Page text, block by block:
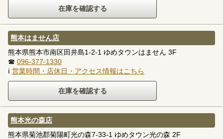
熊本はません店
熊本県熊本市南区田井島1-2-1 ゆめタウンはません 3F
☎ 096-377-1330
ℹ 営業時間・店休日・アクセス情報はこちら
熊本光の森店
熊本県菊池郡菊陽町光の森7-33-1 ゆめタウン光の森 2F